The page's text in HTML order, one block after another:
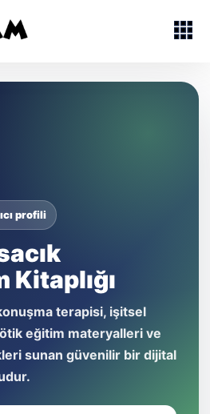
profili
Kitaplığı
terapisi, işitsel
eğitim materyalleri ve
sunan güvenilir bir dijital